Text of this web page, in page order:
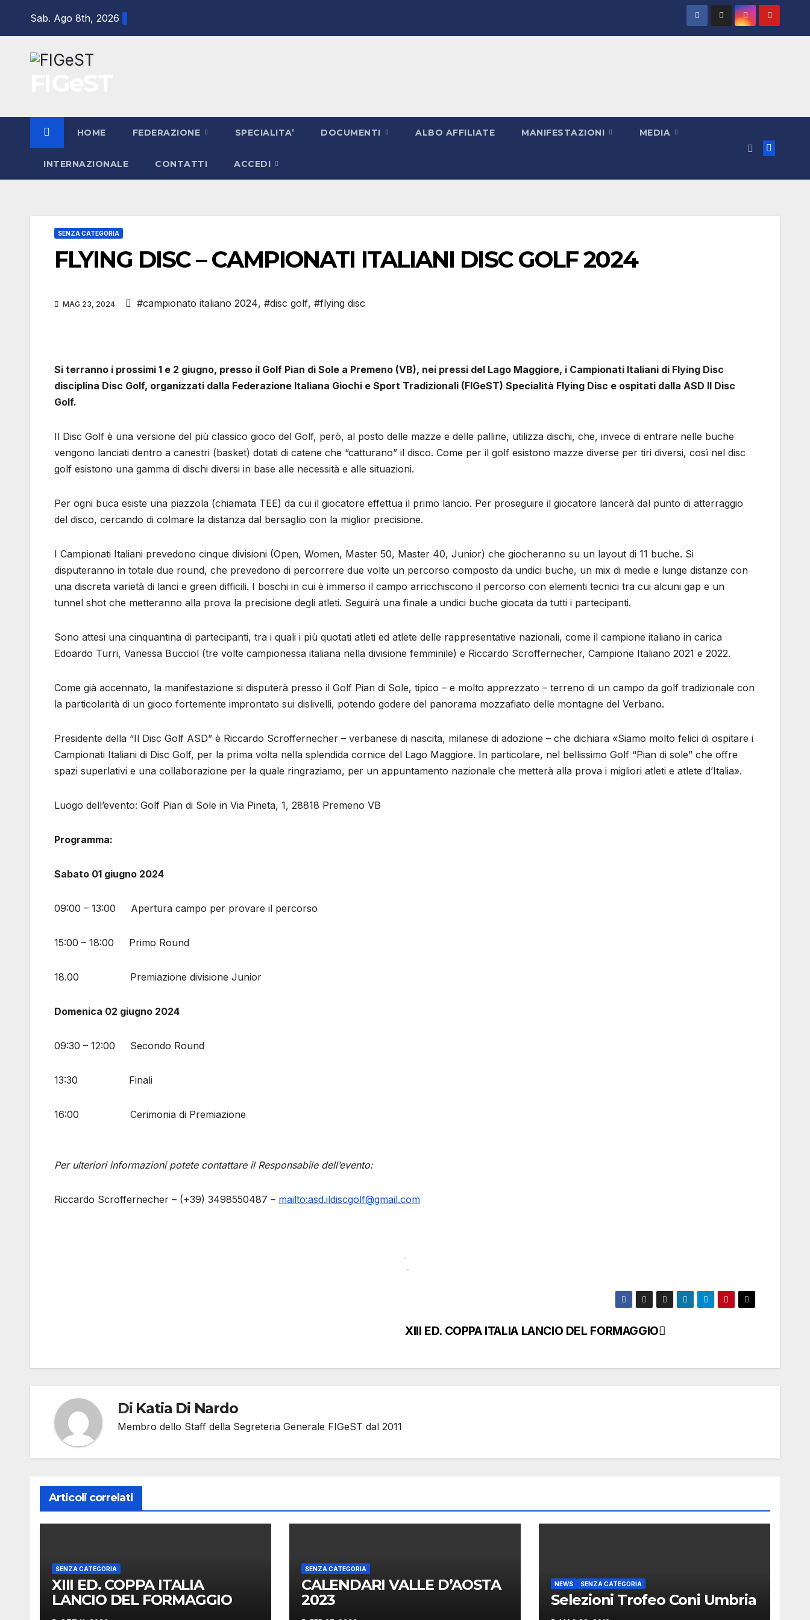
Sab. Ago 8th, 2026
HOME FEDERAZIONE SPECIALITA’ DOCUMENTI ALBO AFFILIATE MANIFESTAZIONI MEDIA
INTERNAZIONALE CONTATTI ACCEDI
SENZA CATEGORIA
FLYING DISC – CAMPIONATI ITALIANI DISC GOLF 2024
MAG 23, 2024 #campionato italiano 2024, #disc golf, #flying disc
Si terranno i prossimi 1 e 2 giugno, presso il Golf Pian di Sole a Premeno (VB), nei pressi del Lago Maggiore, i Campionati Italiani di Flying Disc
disciplina Disc Golf, organizzati dalla Federazione Italiana Giochi e Sport Tradizionali (FIGeST) Specialità Flying Disc e ospitati dalla ASD Il Disc
Golf.
Il Disc Golf è una versione del più classico gioco del Golf, però, al posto delle mazze e delle palline, utilizza dischi, che, invece di entrare nelle buche
vengono lanciati dentro a canestri (basket) dotati di catene che “catturano” il disco. Come per il golf esistono mazze diverse per tiri diversi, così nel disc
golf esistono una gamma di dischi diversi in base alle necessità e alle situazioni.
Per ogni buca esiste una piazzola (chiamata TEE) da cui il giocatore effettua il primo lancio. Per proseguire il giocatore lancerà dal punto di atterraggio
del disco, cercando di colmare la distanza dal bersaglio con la miglior precisione.
I Campionati Italiani prevedono cinque divisioni (Open, Women, Master 50, Master 40, Junior) che giocheranno su un layout di 11 buche. Si
disputeranno in totale due round, che prevedono di percorrere due volte un percorso composto da undici buche, un mix di medie e lunge distanze con
una discreta varietà di lanci e green difficili. I boschi in cui è immerso il campo arricchiscono il percorso con elementi tecnici tra cui alcuni gap e un
tunnel shot che metteranno alla prova la precisione degli atleti. Seguirà una finale a undici buche giocata da tutti i partecipanti.
Sono attesi una cinquantina di partecipanti, tra i quali i più quotati atleti ed atlete delle rappresentative nazionali, come il campione italiano in carica
Edoardo Turri, Vanessa Bucciol (tre volte campionessa italiana nella divisione femminile) e Riccardo Scroffernecher, Campione Italiano 2021 e 2022.
Come già accennato, la manifestazione si disputerà presso il Golf Pian di Sole, tipico – e molto apprezzato – terreno di un campo da golf tradizionale con
la particolarità di un gioco fortemente improntato sui dislivelli, potendo godere del panorama mozzafiato delle montagne del Verbano.
Presidente della “Il Disc Golf ASD” è Riccardo Scroffernecher – verbanese di nascita, milanese di adozione – che dichiara «Siamo molto felici di ospitare i
Campionati Italiani di Disc Golf, per la prima volta nella splendida cornice del Lago Maggiore. In particolare, nel bellissimo Golf “Pian di sole” che offre
spazi superlativi e una collaborazione per la quale ringraziamo, per un appuntamento nazionale che metterà alla prova i migliori atleti e atlete d’Italia».
Luogo dell’evento: Golf Pian di Sole in Via Pineta, 1, 28818 Premeno VB
Programma:
Sabato 01 giugno 2024
09:00 – 13:00 Apertura campo per provare il percorso
15:00 – 18:00 Primo Round
18.00 Premiazione divisione Junior
Domenica 02 giugno 2024
09:30 – 12:00 Secondo Round
13:30 Finali
16:00 Cerimonia di Premiazione
Per ulteriori informazioni potete contattare il Responsabile dell’evento:
Riccardo Scroffernecher – (+39) 3498550487 – mailto:asd.ildiscgolf@gmail.com
XIII ED. COPPA ITALIA LANCIO DEL FORMAGGIO
Di Katia Di Nardo
Membro dello Staff della Segreteria Generale FIGeST dal 2011
Articoli correlati
SENZA CATEGORIA
XIII ED. COPPA ITALIA
LANCIO DEL FORMAGGIO
SENZA CATEGORIA
CALENDARI VALLE D’AOSTA
2023
NEWS SENZA CATEGORIA
Selezioni Trofeo Coni Umbria